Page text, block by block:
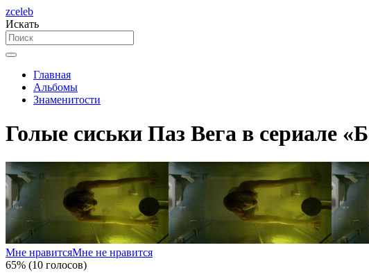
zceleb
Искать
Главная
Альбомы
Знаменитости
Голые сиськи Паз Вега в сериале
Мне нравитсяМне не нравится
65% (10 голосов)